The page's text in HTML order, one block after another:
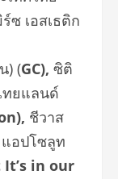
ซ เอสเธติก
) (GC), ซิติ
ทยแลนด์
ชีวาส
แอปโซลูท
in our